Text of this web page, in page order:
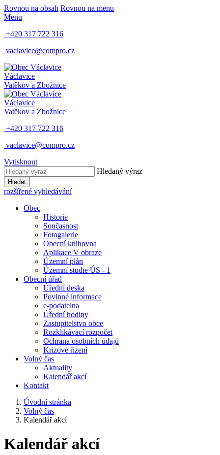
Rovnou na obsah Rovnou na menu
Menu
+420 317 722 316
vaclavice@compro.cz
Václavice
Vatěkov a Zbožnice
Václavice
Vatěkov a Zbožnice
+420 317 722 316
vaclavice@compro.cz
Vytisknout
Hledaný výraz
Hledat
rozšířené vyhledávání
Obec
Historie
Současnost
Fotogalerie
Obecní knihovna
Aplikace V obraze
Územní plán
Územní studie ÚS - 1
Obecní úřad
Úřední deska
Povinné informace
e-podatelna
Úřední hodiny
Zastupitelstvo obce
Rozklikávací rozpočet
Ochrana osobních údajů
Krizové řízení
Volný čas
Aktuality
Kalendář akcí
Kontakt
Úvodní stránka
Volný čas
Kalendář akcí
Kalendář akcí